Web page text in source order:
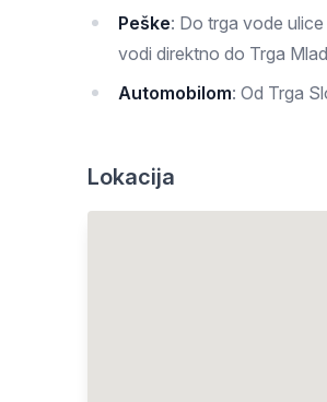
Peške: Do trga vode
vodi direktno do Trga
Automobilom: Od Trga
Lokacija